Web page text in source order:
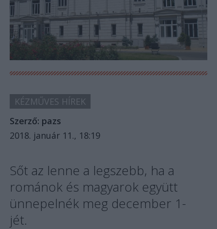
KÉZMŰVES HÍREK
Szerző: pazs
2018. január 11., 18:19
Sőt az lenne a legszebb, ha a
románok és magyarok együtt
ünnepelnék meg december 1-
jét.